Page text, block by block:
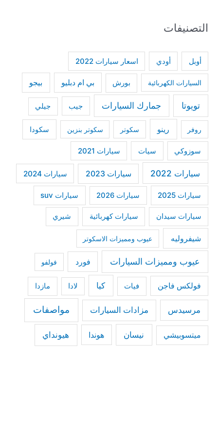
r
f
o
:
التصنيفات
أوبل أودي اسعار سيارات 2022
السيارات الكهربائية بورش بي ام دبليو بيجو
تويوتا جمارك السيارات جيب جيلي
روفر رينو سكوتر سكوتر بنزين سكودا
سوزوكي سيات سيارات 2021
سيارات 2022 سيارات 2023 سيارات 2024
سيارات 2025 سيارات 2026 سيارات suv
سيارات سيدان سيارات كهربائية شيري
شيفروليه عيوب ومميزات الاسكوتر
عيوب ومميزات السيارات فورد فولفو
فولكس فاجن فيات كيا لادا مازدا
مرسيدس مزادات السيارات مواصفات
ميتسوبيشي نيسان هوندا هيونداي